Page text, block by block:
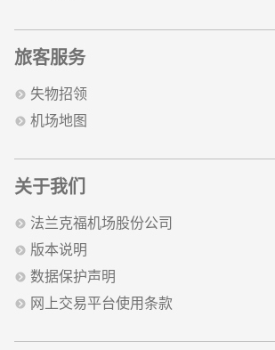
旅客服务
失物招领
机场地图
关于我们
法兰克福机场股份公司
版本说明
数据保护声明
网上交易平台使用条款